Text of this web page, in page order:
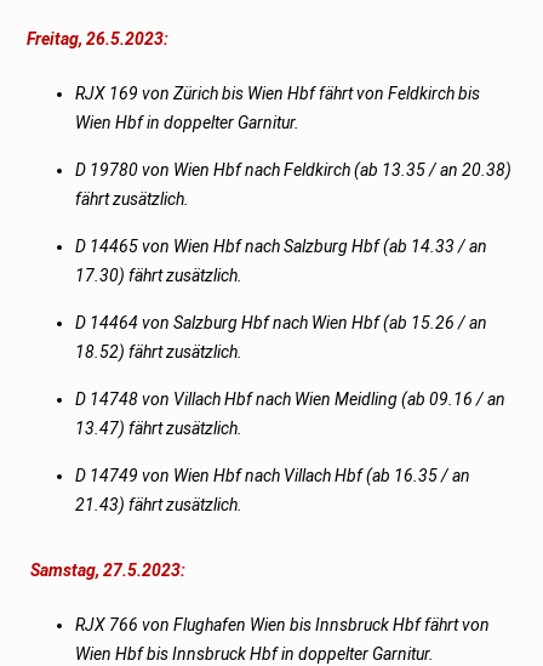
Freitag, 26.5.2023:
RJX 169 von Zürich bis Wien Hbf fährt von Feldkirch bis
Wien Hbf in doppelter Garnitur.
D 19780 von Wien Hbf nach Feldkirch (ab 13.35 / an 20.38)
fährt zusätzlich.
D 14465 von Wien Hbf nach Salzburg Hbf (ab 14.33 / an
17.30) fährt zusätzlich.
D 14464 von Salzburg Hbf nach Wien Hbf (ab 15.26 / an
18.52) fährt zusätzlich.
D 14748 von Villach Hbf nach Wien Meidling (ab 09.16 / an
13.47) fährt zusätzlich.
D 14749 von Wien Hbf nach Villach Hbf (ab 16.35 / an
21.43) fährt zusätzlich.
Samstag, 27.5.2023:
RJX 766 von Flughafen Wien bis Innsbruck Hbf fährt von
Wien Hbf bis Innsbruck Hbf in doppelter Garnitur.